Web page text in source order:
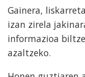
Gainera,
izan zirela
informazioa
azaltzeko.